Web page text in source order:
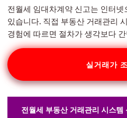
전월세 임대차계약 신고는 인터
있습니다. 직접 부동산 거래관리
경험에 따르면 절차가 생각보다
실거래가
전월세 부동산 거래관리 시스템